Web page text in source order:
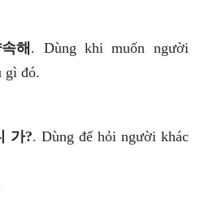
해 . Dùng khi muốn người
gì đó.
가?. Dùng để hỏi người khác